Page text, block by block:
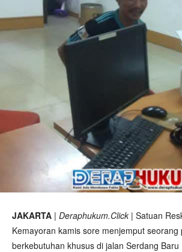
JAKARTA | Deraphukum.Click | Satuan
Kemayoran kamis sore menjemput seorang
berkebutuhan khusus di jalan Serdang Baru